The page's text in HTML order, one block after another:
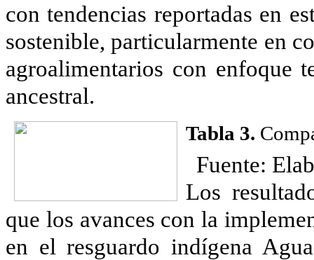
con tendencias reportadas en
sostenible, particularmente en
agroalimentarios con enfoque
ancestral.
Tabla 3.
Fuente:
Los
que los avances con la
en el resguardo indígena